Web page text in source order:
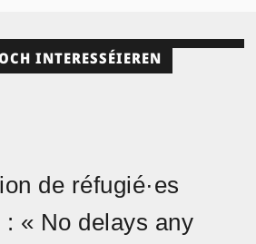
INTERESSÉIEREN
de réfugié·es
: « No delays any